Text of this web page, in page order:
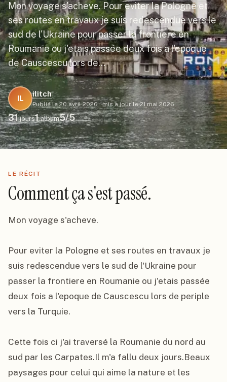
Mon voyage s'acheve. Pour eviter la Pologne et
ses routes en travaux je suis redescendue vers le
sud de l'Ukraine pour passer la frontiere en
Roumanie ou j'etais passée deux fois a l'epoque
de Causcescu lors de…
IL
ilitch
Publié le 20 avril 2026·mis à jour le 21 mai 2026
31jours1album5/5
LE RÉCIT
Comment ça s'est passé.
Mon voyage s'acheve.
Pour eviter la Pologne et ses routes en travaux je
suis redescendue vers le sud de l'Ukraine pour
passer la frontiere en Roumanie ou j'etais passée
deux fois a l'epoque de Causcescu lors de periple
vers la Turquie.
Cette fois ci j'ai traversé la Roumanie du nord au
sud par les Carpates.Il m'a fallu deux jours.Beaux
paysages pour celui qui aime la nature et les